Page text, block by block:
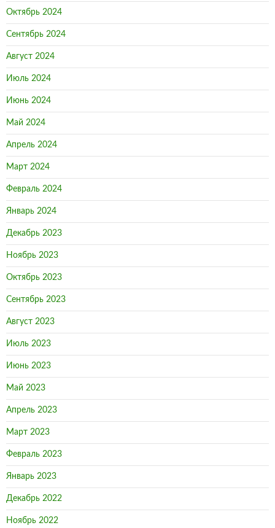
Октябрь 2024
Сентябрь 2024
Август 2024
Июль 2024
Июнь 2024
Май 2024
Апрель 2024
Март 2024
Февраль 2024
Январь 2024
Декабрь 2023
Ноябрь 2023
Октябрь 2023
Сентябрь 2023
Август 2023
Июль 2023
Июнь 2023
Май 2023
Апрель 2023
Март 2023
Февраль 2023
Январь 2023
Декабрь 2022
Ноябрь 2022